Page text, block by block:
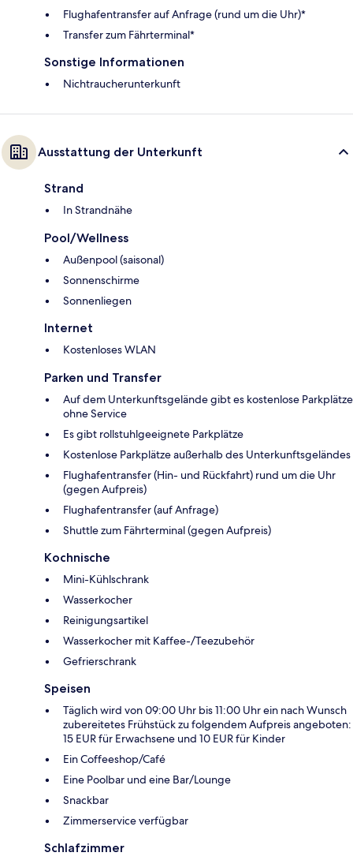
Flughafentransfer auf Anfrage (rund um die Uhr)*
Transfer zum Fährterminal*
Sonstige Informationen
Nichtraucherunterkunft
Ausstattung der Unterkunft
Strand
In Strandnähe
Pool/Wellness
Außenpool (saisonal)
Sonnenschirme
Sonnenliegen
Internet
Kostenloses WLAN
Parken und Transfer
Auf dem Unterkunftsgelände gibt es kostenlose Parkplätze
ohne Service
Es gibt rollstuhlgeeignete Parkplätze
Kostenlose Parkplätze außerhalb des Unterkunftsgeländes
Flughafentransfer (Hin- und Rückfahrt) rund um die Uhr
(gegen Aufpreis)
Flughafentransfer (auf Anfrage)
Shuttle zum Fährterminal (gegen Aufpreis)
Kochnische
Mini-Kühlschrank
Wasserkocher
Reinigungsartikel
Wasserkocher mit Kaffee-/Teezubehör
Gefrierschrank
Speisen
Täglich wird von 09:00 Uhr bis 11:00 Uhr ein nach Wunsch
zubereitetes Frühstück zu folgendem Aufpreis angeboten:
15 EUR für Erwachsene und 10 EUR für Kinder
Ein Coffeeshop/Café
Eine Poolbar und eine Bar/Lounge
Snackbar
Zimmerservice verfügbar
Schlafzimmer